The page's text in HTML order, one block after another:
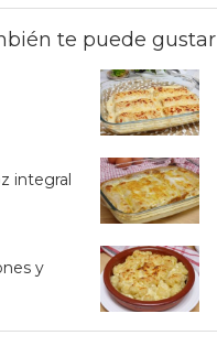
te puede gustar
integral
y